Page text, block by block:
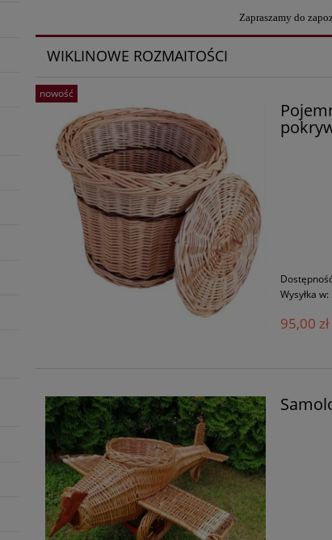
Zapraszamy do
WIKLINOWE ROZMAITOŚCI
Wysyłka w:
95,00 zł
nowość